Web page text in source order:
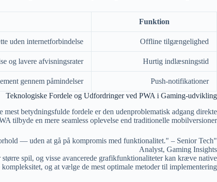
Funktion
Offline tilgængelighed
uden internetforbindelse
Hurtig indlæsningstid
og lavere afvisningsrater
Push-notifikationer
gennem påmindelser
Teknologiske Fordele og Udfordringer ved PWA i Gaming-udvikling
betydningsfulde fordele er den udenproblematisk adgang direkte
tilbyde en mere seamless oplevelse end traditionelle mobilversioner.
— uden at gå på kompromis med funktionalitet." – Senior Tech
Analyst, Gaming Insights
spil, og visse avancerede grafikfunktionaliteter kan kræve native
og at vælge de mest optimale metoder til implementering.